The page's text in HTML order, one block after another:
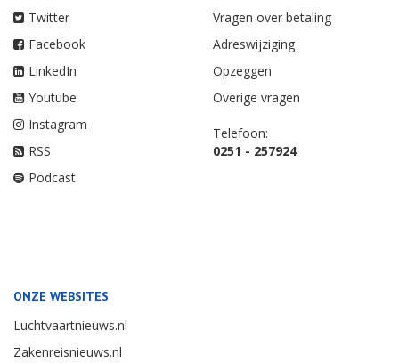
Twitter
Facebook
LinkedIn
Youtube
Instagram
RSS
Podcast
Vragen over betaling
Adreswijziging
Opzeggen
Overige vragen
Telefoon:
0251 - 257924
ONZE WEBSITES
Luchtvaartnieuws.nl
Zakenreisnieuws.nl